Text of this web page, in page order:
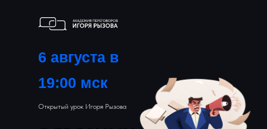
Открытый урок Игоря Рызова
6 августа в
19:00 мск